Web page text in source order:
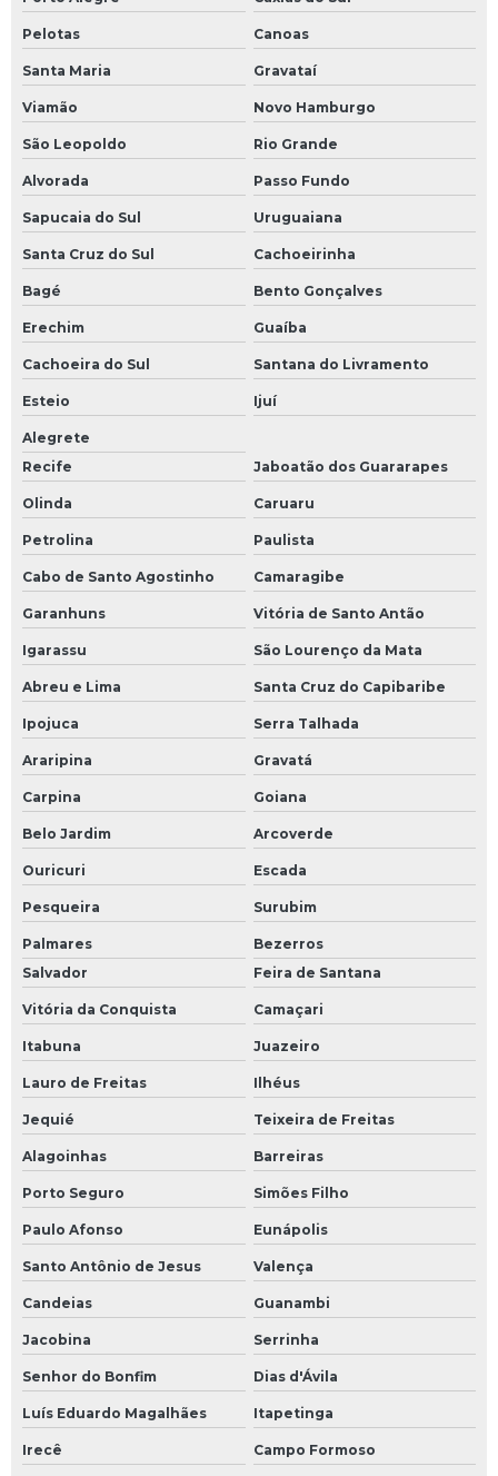
Pelotas Canoas
Santa Maria Gravataí
Viamão Novo Hamburgo
São Leopoldo Rio Grande
Alvorada Passo Fundo
Sapucaia do Sul Uruguaiana
Santa Cruz do Sul Cachoeirinha
Bagé Bento Gonçalves
Erechim Guaíba
Cachoeira do Sul Santana do Livramento
Esteio Ijuí
Alegrete
Recife
Jaboatão dos Guararapes
Olinda Caruaru
Petrolina Paulista
Cabo de Santo Agostinho Camaragibe
Garanhuns Vitória de Santo Antão
Igarassu São Lourenço da Mata
Abreu e Lima Santa Cruz do Capibaribe
Ipojuca Serra Talhada
Araripina Gravatá
Carpina Goiana
Belo Jardim Arcoverde
Ouricuri Escada
Pesqueira Surubim
Palmares
Bezerros
Salvador
Feira de Santana
Vitória da Conquista Camaçari
Itabuna Juazeiro
Lauro de Freitas Ilhéus
Jequié Teixeira de Freitas
Alagoinhas Barreiras
Porto Seguro Simões Filho
Paulo Afonso Eunápolis
Santo Antônio de Jesus Valença
Candeias Guanambi
Jacobina Serrinha
Senhor do Bonfim Dias d'Ávila
Luís Eduardo Magalhães Itapetinga
Irecê Campo Formoso